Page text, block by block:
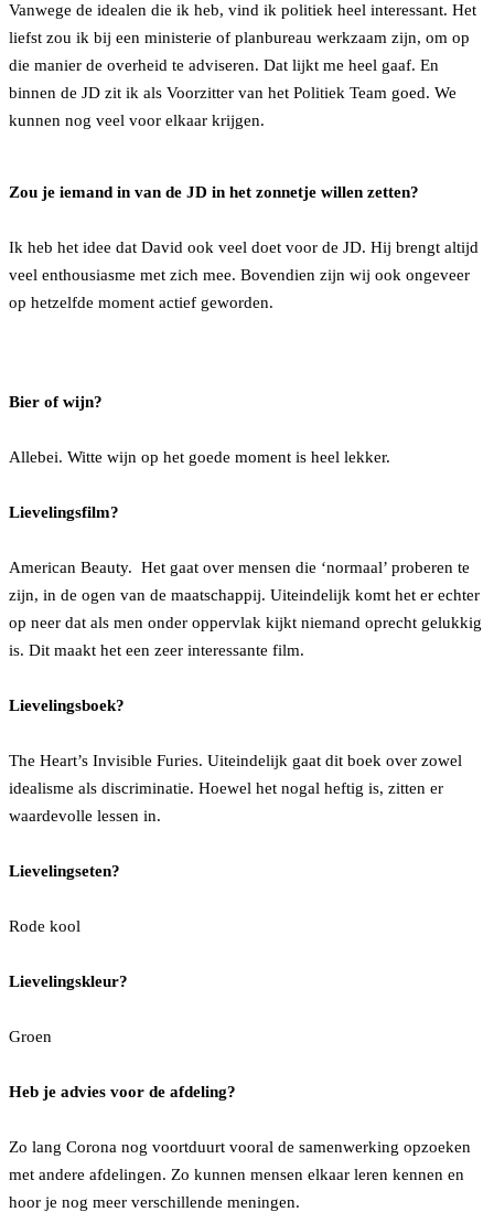
Vanwege de idealen die ik heb, vind ik politiek heel interessant. Het
liefst zou ik bij een ministerie of planbureau werkzaam zijn, om op
die manier de overheid te adviseren. Dat lijkt me heel gaaf. En
binnen de JD zit ik als Voorzitter van het Politiek Team goed. We
kunnen nog veel voor elkaar krijgen.
Zou je iemand in van de JD in het zonnetje willen zetten?
Ik heb het idee dat David ook veel doet voor de JD. Hij brengt altijd
veel enthousiasme met zich mee. Bovendien zijn wij ook ongeveer
op hetzelfde moment actief geworden.
Bier of wijn?
Allebei. Witte wijn op het goede moment is heel lekker.
Lievelingsfilm?
American Beauty. Het gaat over mensen die ‘normaal’ proberen te
zijn, in de ogen van de maatschappij. Uiteindelijk komt het er echter
op neer dat als men onder oppervlak kijkt niemand oprecht gelukkig
is. Dit maakt het een zeer interessante film.
Lievelingsboek?
The Heart’s Invisible Furies. Uiteindelijk gaat dit boek over zowel
idealisme als discriminatie. Hoewel het nogal heftig is, zitten er
waardevolle lessen in.
Lievelingseten?
Rode kool
Lievelingskleur?
Groen
Heb je advies voor de afdeling?
Zo lang Corona nog voortduurt vooral de samenwerking opzoeken
met andere afdelingen. Zo kunnen mensen elkaar leren kennen en
hoor je nog meer verschillende meningen.